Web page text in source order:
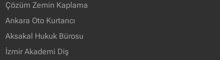
Çözüm Zemin Kaplama
Ankara Oto Kurtarıcı
Aksakal Hukuk Bürosu
İzmir Akademi Diş